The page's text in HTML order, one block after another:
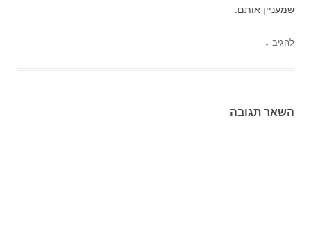
שמעניין אותם.
להגיב ↓
השאר תגובה